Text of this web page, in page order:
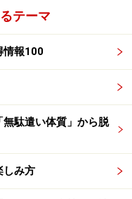
よりかかるようにな
行かなくなった。ガ
まとめて出掛けるよ
、「今までもらえな
年出るとは限らない
こちらからぜひお寄
テーマ
情報100
駄遣い体質」から脱
しみ方